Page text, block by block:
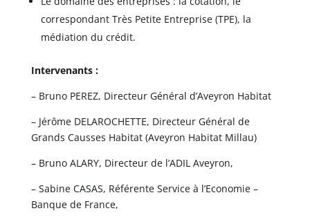
correspondant Très Petite Entreprise (TPE), la
médiation du crédit.
Intervenants :
– Bruno PEREZ, Directeur Général d’Aveyron Habitat
– Jérôme DELAROCHETTE, Directeur Général de
Grands Causses Habitat (Aveyron Habitat Millau)
– Bruno ALARY, Directeur de l’ADIL Aveyron,
– Sabine CASAS, Référente Service à l’Economie –
Banque de France,